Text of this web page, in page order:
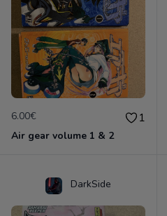
6.00€ 1
Air gear volume 1 & 2
DarkSide